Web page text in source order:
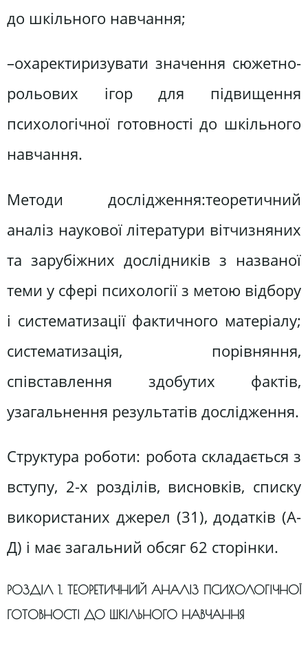
до шкільного навчання;
–охаректиризувати значення сюжетно-
рольових ігор для підвищення
психологічної готовності до шкільного
навчання.
Методи дослідження:теоретичний
аналіз наукової літератури вітчизняних
та зарубіжних дослідників з названої
теми у сфері психології з метою відбору
і систематизації фактичного матеріалу;
систематизація, порівняння,
співставлення здобутих фактів,
узагальнення результатів дослідження.
Структура роботи: робота складається з
вступу, 2-х розділів, висновків, списку
використаних джерел (31), додатків (А-
Д) і має загальний обсяг 62 сторінки.
РОЗДІЛ 1. ТЕОРЕТИЧНИЙ АНАЛІЗ ПСИХОЛОГІЧНОЇ
ГОТОВНОСТІ ДО ШКІЛЬНОГО НАВЧАННЯ